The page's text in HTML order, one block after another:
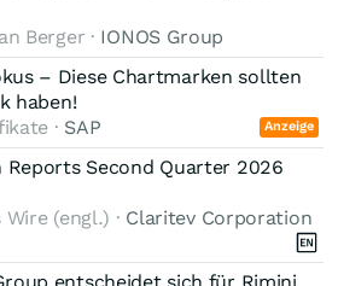
Berger · IONOS Group
– Diese Chartmarken sollten
haben!
· SAP Anzeige
Second Quarter 2026
(engl.) · Claritev Corporation
entscheidet sich für Rimini